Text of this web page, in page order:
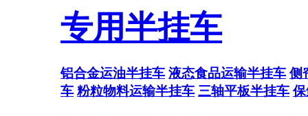
专用半挂车
铝合金运油半挂车 液态食品运输半挂车 侧
车 粉粒物料运输半挂车 三轴平板半挂车